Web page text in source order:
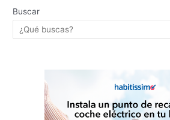
Buscar